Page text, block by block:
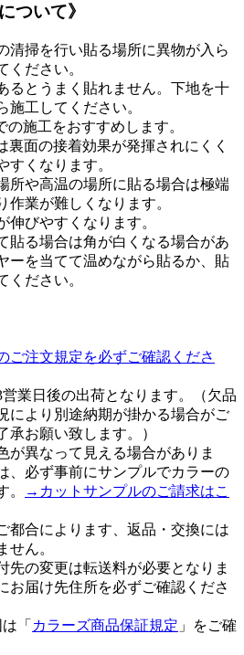
ついて》
清掃を行い貼る場所に異物が入ら
ください。
るとうまく貼れません。下地を十
施工してください。
施工をおすすめします。
面の接着効果が発揮されにくく
すくなります。
所や高温の場所に貼る場合は極端
作業が難しくなります。
伸びやすくなります。
貼る場合は角が白くなる場合があ
ーを当てて温めながら貼るか、貼
ください。
ご注文規定を必ずご確認くださ
業日後の出荷となります。（欠品
により別途納期が掛かる場合がご
承お願い致します。）
が異なって見える場合がありま
、必ず事前にサンプルでカラーの
。
→カットサンプルのご請求はこ
都合によります、返品・交換には
せん。
先の変更は転送料が必要となりま
お届け先住所を必ずご確認くださ
「 カラーズ商品保証規定 」をご確